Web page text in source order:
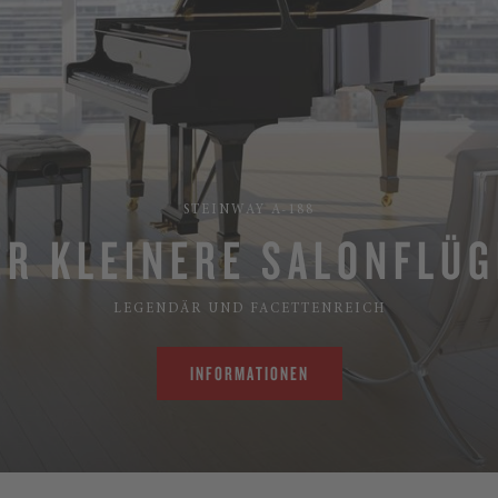
STEINWAY A-188
KLEINERE
LEGENDÄR UND FACETTENREICH
INFORMATIONEN